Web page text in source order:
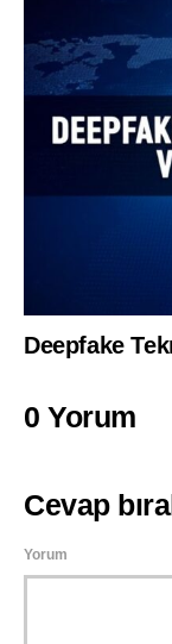
Deepfake
0 Yorum
Cevap
Yorum